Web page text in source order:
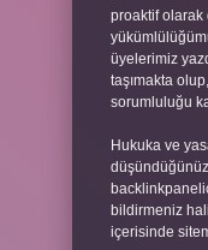
proaktif olarak
üyelerimiz
taşımakta
sorumluluğu
Hukuka ve
bildirmeniz
içerisinde